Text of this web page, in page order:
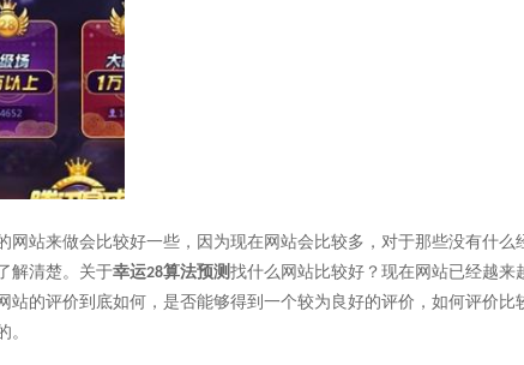
站来做会比较好一些，因为现在网站会比较多，对于那些没有什
解清楚。关于幸运28算法预测找什么网站比较好？现在网站已经越
的评价到底如何，是否能够得到一个较为良好的评价，如何评价
。